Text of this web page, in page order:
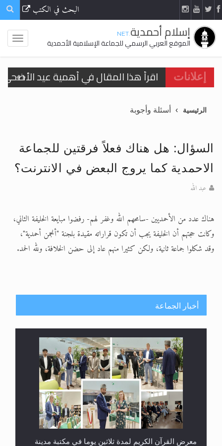
البحث في الكتب
إسلام أحمدية.NET
الموقع العربي الرسمي للجماعة الإسلامية الأحمدية
إعلانات
اقرأ هذا المقال في أهمية عيد
تعميم هامّ لأفراد الجماعة >> المزيد
تعميم هامّ لأفراد الجماعة >> المزيد
الحجّ.. دلالات، حِكم، وأهداف >> المزيد
الرئيسية أسئلة وأجوبة
السؤال: هل هناك فعلاً فرقتين للجماعة
الاحمدية كما يروج البعض في الانترنت؟
عبد الله
هناك عدد من الأحمديين -سامحهم الله وغفر لهم- رفضوا مبايعة الخليفة الثاني،
وكانت حجتهم أن الخليفة يجب أن تكون قراراته مقيدة بلجنة "أنجمن أحمدية"،
وقد شكلوا جماعة ثانية، ولكن كثيرا منهم عاد إلى حضن الخلافة، ولله الحمد.
أخبار الجماعة
معرض القرآن الكريم لمدة ثلاثين يوما في مكتبة مدينة